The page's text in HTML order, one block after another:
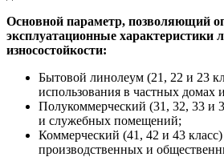
Основной параметр, позволяющий
эксплуатационные характеристики
износостойкости:
Бытовой линолеум (21, 22 и 23
использования в частных домах
Полукоммерческий (31, 32, 33 и
и служебных помещений;
Коммерческий (41, 42 и 43 класс)
производственных и